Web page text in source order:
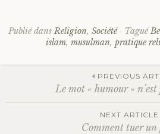
Publié dans Religion, Société Tagué
islam, musulman, pratique
Navigation
PREVIOUS
Le mot « humour »
NEXT ARTICLE
Comment tuer un